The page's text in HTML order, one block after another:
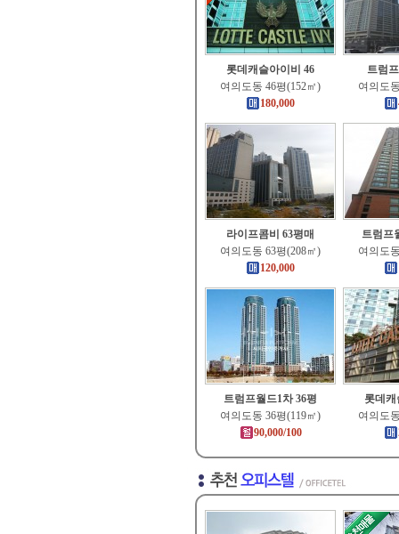
롯데캐슬아이비 46
여의도동 46평(152㎡)
180,000
트럼
여의도
라이프콤비 63평매
여의도동 63평(208㎡)
120,000
트럼프
여의도
트럼프월드1차 36평
여의도동 36평(119㎡)
90,000/100
롯데캐
여의도